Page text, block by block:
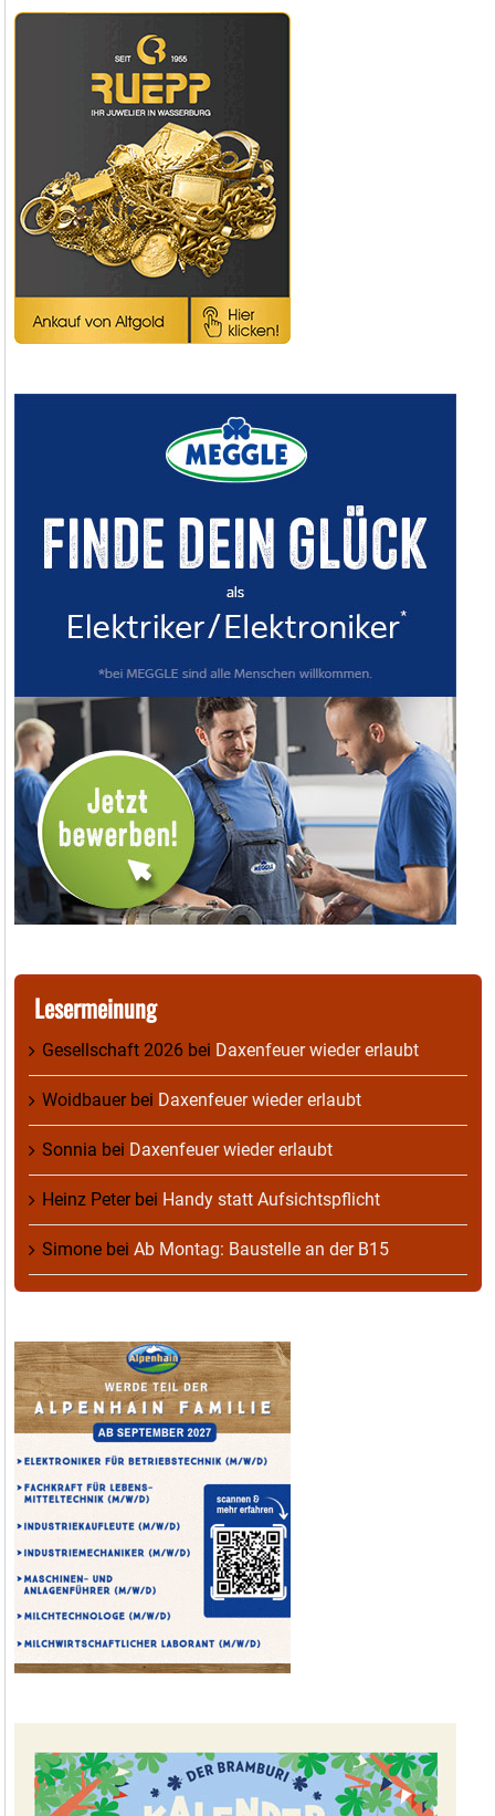
Lesermeinung
Gesellschaft 2026 bei Daxenfeuer wieder erlaubt
Woidbauerbei Daxenfeuer wieder erlaubt
Sonnia bei Daxenfeuer wieder erlaubt
Heinz Peterbei Handy statt Aufsichtspflicht
Simone bei Ab Montag: Baustelle an der B15